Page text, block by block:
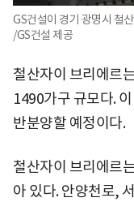
GS건설이 경기 광명시 철
/GS건설 제공
철산자이 브리에르
1490가구 규모다.
반분양할 예정이다.
철산자이 브리에르
아 있다. 안양천로,